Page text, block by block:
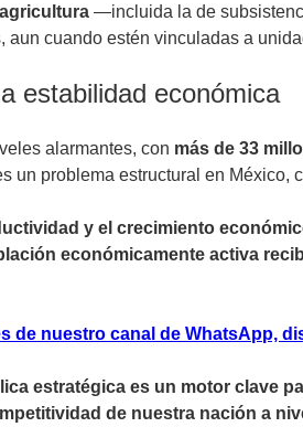
—incluida la de
cuando estén vinculadas a
estabilidad económica
alarmantes, con más de 33
un problema estructural en México,
y el crecimiento
económicamente activa
de nuestro canal de WhatsApp,
estratégica es un motor clave
de nuestra nación a